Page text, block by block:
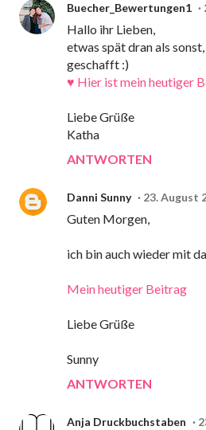
Buecher_Bewertungen1
Hallo ihr Lieben,
etwas spät dran als
geschafft :)
♥ Hier ist mein heutiger
Liebe Grüße
Katha
ANTWORTEN
Danni Sunny 23. August
Guten Morgen,
ich bin auch wieder mit
Mein heutiger Beitrag
Liebe Grüße
Sunny
ANTWORTEN
Anja Druckbuchstaben